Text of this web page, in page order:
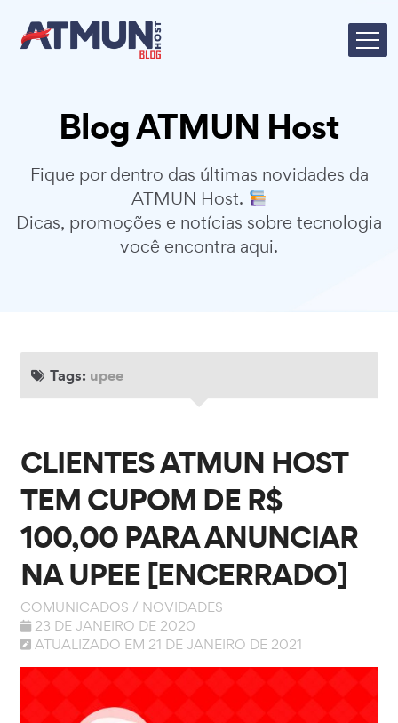
Blog ATMUN Host
Fique por dentro das últimas novidades da
ATMUN Host.
Dicas, promoções e notícias sobre tecnologia
você encontra aqui.
Tags: upee
CLIENTES ATMUN HOST
TEM CUPOM DE R$
100,00 PARA ANUNCIAR
NA UPEE [ENCERRADO]
COMUNICADOS / NOVIDADES
23 DE JANEIRO DE 2020
ATUALIZADO EM 21 DE JANEIRO DE 2021